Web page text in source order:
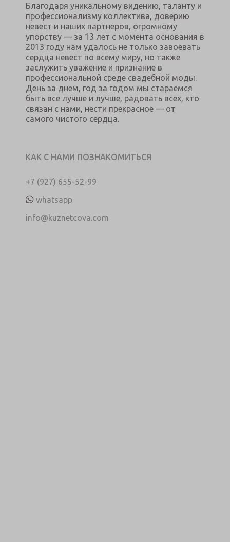
Благодаря уникальному видению, таланту и
профессионализму коллектива, доверию
невест и наших партнеров, огромному
упорству — за 13 лет с момента основания в
2013 году нам удалось не только завоевать
сердца невест по всему миру, но также
заслужить уважение и признание в
профессиональной среде свадебной моды.
День за днем, год за годом мы стараемся
быть все лучше и лучше, радовать всех, кто
связан с нами, нести прекрасное — от
самого чистого сердца.
КАК С НАМИ ПОЗНАКОМИТЬСЯ
+7 (927) 655-52-99
whatsapp
info@kuznetcova.com